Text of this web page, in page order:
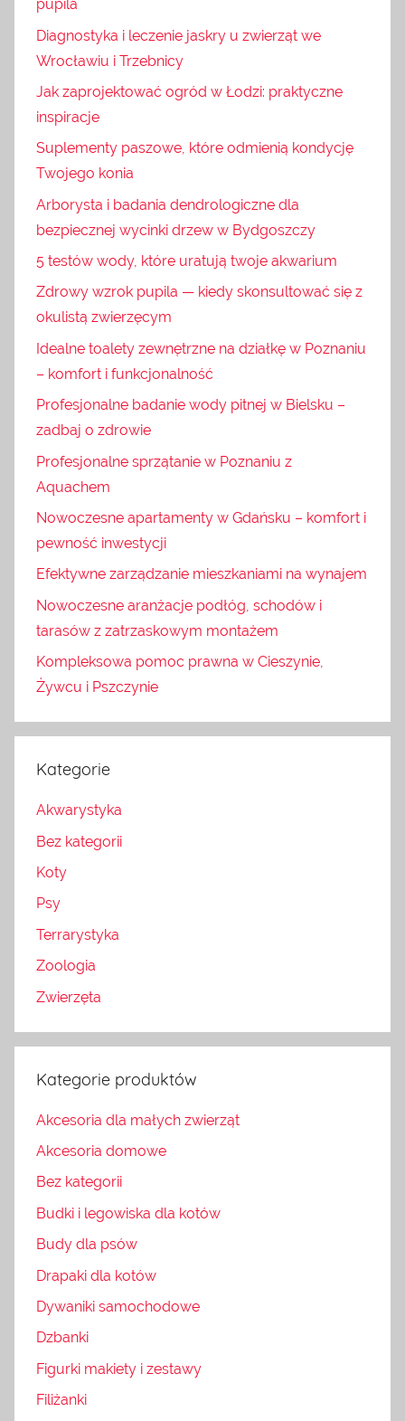
pupila
Diagnostyka i leczenie jaskry u zwierząt we
Wrocławiu i Trzebnicy
Jak zaprojektować ogród w Łodzi: praktyczne
inspiracje
Suplementy paszowe, które odmienią kondycję
Twojego konia
Arborysta i badania dendrologiczne dla
bezpiecznej wycinki drzew w Bydgoszczy
5 testów wody, które uratują twoje akwarium
Zdrowy wzrok pupila — kiedy skonsultować się z
okulistą zwierzęcym
Idealne toalety zewnętrzne na działkę w Poznaniu
– komfort i funkcjonalność
Profesjonalne badanie wody pitnej w Bielsku –
zadbaj o zdrowie
Profesjonalne sprzątanie w Poznaniu z
Aquachem
Nowoczesne apartamenty w Gdańsku – komfort i
pewność inwestycji
Efektywne zarządzanie mieszkaniami na wynajem
Nowoczesne aranżacje podłóg, schodów i
tarasów z zatrzaskowym montażem
Kompleksowa pomoc prawna w Cieszynie,
Żywcu i Pszczynie
Kategorie
Akwarystyka
Bez kategorii
Koty
Psy
Terrarystyka
Zoologia
Zwierzęta
Kategorie produktów
Akcesoria dla małych zwierząt
Akcesoria domowe
Bez kategorii
Budki i legowiska dla kotów
Budy dla psów
Drapaki dla kotów
Dywaniki samochodowe
Dzbanki
Figurki makiety i zestawy
Filiżanki